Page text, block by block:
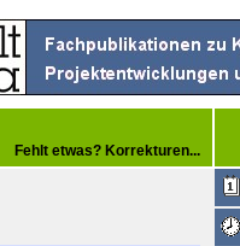
Fehlt etwas? Korrekturen...